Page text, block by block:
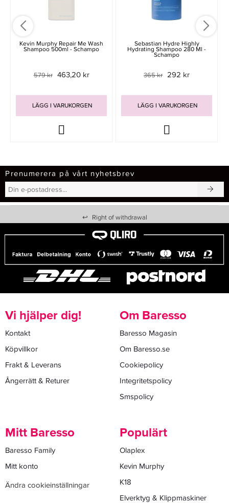
Kevin Murphy Repair Me Wash
Shampoo 500ml - Schampo
579 kr 463,20 kr
LÄGG I VARUKORGEN
Sebastian Hydre Highly
Hydrating Shampoo 280 Ml -
Schampo
365 kr 292 kr
LÄGG I VARUKORGEN
Prenumerera på vårt nyhetsbrev
↩ Right of withdrawal
Vi hjälper dig!
Kontakt
Köpvillkor
Frakt & Leverans
Ångerrätt & Returer
Om Baresso
Baresso Magasin
Om Baresso.se
Cookiepolicy
Integritetspolicy
Smspolicy
Mitt Baresso
Baresso Family
Mitt konto
Ändra cookieinställningar
Populärt
Olaplex
Kevin Murphy
K18
Elverktyg & Klippmaskiner